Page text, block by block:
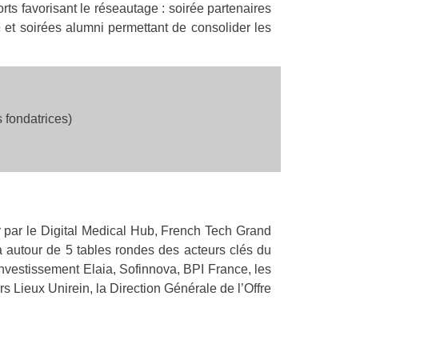
favorisant le réseautage : soirée partenaires
soirées alumni permettant de consolider les
fondatrices)
le Digital Medical Hub, French Tech Grand
de 5 tables rondes des acteurs clés du
Elaia, Sofinnova, BPI France, les
Lieux Unirein, la Direction Générale de l’Offre